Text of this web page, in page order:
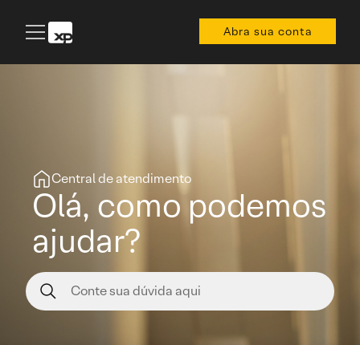
Abra sua conta
Central de atendimento
Olá, como podemos
ajudar?